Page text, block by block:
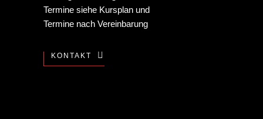
Termine siehe Kursplan und
Termine nach Vereinbarung
KONTAKT